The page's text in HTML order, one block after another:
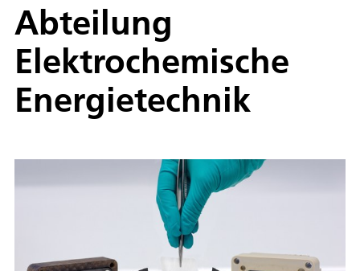
Abteilung
Elektrochemische
Energietechnik